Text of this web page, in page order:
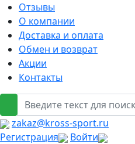
Отзывы
О компании
Доставка и оплата
Обмен и возврат
Акции
Контакты
zakaz@kross-sport.ru
Регистрация
Войти